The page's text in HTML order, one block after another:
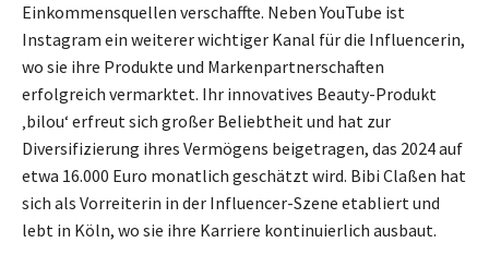
Einkommensquellen verschaffte. Neben YouTube ist
Instagram ein weiterer wichtiger Kanal für die Influencerin,
wo sie ihre Produkte und Markenpartnerschaften
erfolgreich vermarktet. Ihr innovatives Beauty-Produkt
‚bilou‘ erfreut sich großer Beliebtheit und hat zur
Diversifizierung ihres Vermögens beigetragen, das 2024 auf
etwa 16.000 Euro monatlich geschätzt wird. Bibi Claßen hat
sich als Vorreiterin in der Influencer-Szene etabliert und
lebt in Köln, wo sie ihre Karriere kontinuierlich ausbaut.